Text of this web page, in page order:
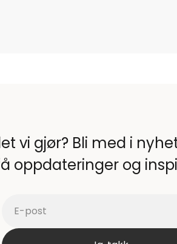
vi gjør? Bli med i
oppdateringer og